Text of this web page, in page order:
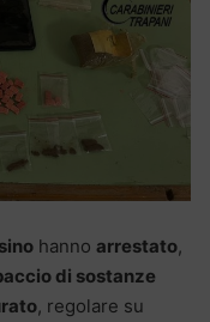
hanno arrestato,
di sostanze
, regolare su